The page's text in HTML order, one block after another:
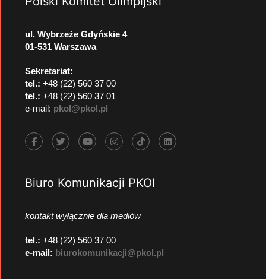
ul. Wybrzeże Gdyńskie 4
01-531 Warszawa
Sekretariat:
tel.: +48 (22) 560 37 00
tel.: +48 (22) 560 37 01
e-mail: pkol@pkol.pl
Biuro Komunikacji PKOl
kontakt wyłącznie dla mediów
tel.: +48 (22) 560 37 00
e-mail: biurokomunikacji@pkol.pl